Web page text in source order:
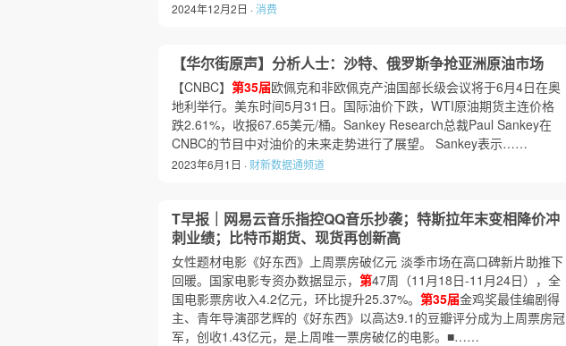
2024年12月2日 ·消费
【华尔街原声】分析人士：沙特、俄罗斯争抢亚洲原油市场
【CNBC】 第35届欧佩克和非欧佩克产油国部长级会议将于6月4日在奥
地利举行。美东时间5月31日。国际油价下跌，WTI原油期货主连价格
跌2.61%，收报67.65美元/桶。Sankey Research总裁Paul Sankey在
CNBC的节目中对油价的未来走势进行了展望。 Sankey表示……
2023年6月1日 · 财新数据通频道
T早报｜网易云音乐指控QQ音乐抄袭；特斯拉年末变相降价冲
刺业绩；比特币期货、现货再创新高
女性题材电影《好东西》上周票房破亿元 淡季市场在高口碑新片助推下
回暖。国家电影专资办数据显示， 第47周（11月18日-11月24日），全
国电影票房收入4.2亿元，环比提升25.37%。 第35届金鸡奖最佳编剧得
主、青年导演邵艺辉的《好东西》以高达9.1的豆瓣评分成为上周票房冠
军，创收1.43亿元，是上周唯一票房破亿的电影。■……